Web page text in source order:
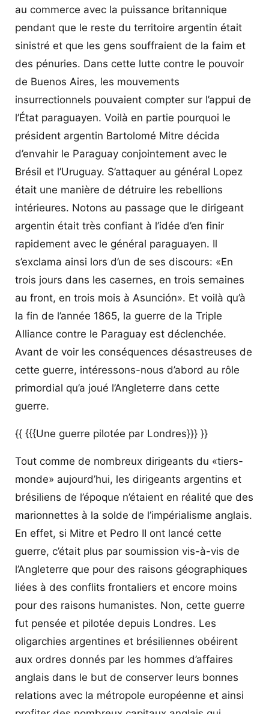
au commerce avec la puissance britannique
pendant que le reste du territoire argentin était
sinistré et que les gens souffraient de la faim et
des pénuries. Dans cette lutte contre le pouvoir
de Buenos Aires, les mouvements
insurrectionnels pouvaient compter sur l’appui de
l’État paraguayen. Voilà en partie pourquoi le
président argentin Bartolomé Mitre décida
d’envahir le Paraguay conjointement avec le
Brésil et l’Uruguay. S’attaquer au général Lopez
était une manière de détruire les rebellions
intérieures. Notons au passage que le dirigeant
argentin était très confiant à l’idée d’en finir
rapidement avec le général paraguayen. Il
s’exclama ainsi lors d’un de ses discours: «En
trois jours dans les casernes, en trois semaines
au front, en trois mois à Asunción». Et voilà qu’à
la fin de l’année 1865, la guerre de la Triple
Alliance contre le Paraguay est déclenchée.
Avant de voir les conséquences désastreuses de
cette guerre, intéressons-nous d’abord au rôle
primordial qu’a joué l’Angleterre dans cette
guerre.
{{ {{{Une guerre pilotée par Londres}}} }}
Tout comme de nombreux dirigeants du «tiers-
monde» aujourd’hui, les dirigeants argentins et
brésiliens de l’époque n’étaient en réalité que des
marionnettes à la solde de l’impérialisme anglais.
En effet, si Mitre et Pedro II ont lancé cette
guerre, c’était plus par soumission vis-à-vis de
l’Angleterre que pour des raisons géographiques
liées à des conflits frontaliers et encore moins
pour des raisons humanistes. Non, cette guerre
fut pensée et pilotée depuis Londres. Les
oligarchies argentines et brésiliennes obéirent
aux ordres donnés par les hommes d’affaires
anglais dans le but de conserver leurs bonnes
relations avec la métropole européenne et ainsi